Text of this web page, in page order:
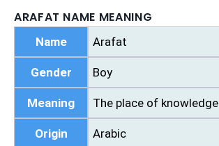
ARAFAT NAME MEANING
Name Arafat
Gender Boy
Meaning The place of knowledge
Origin Arabic